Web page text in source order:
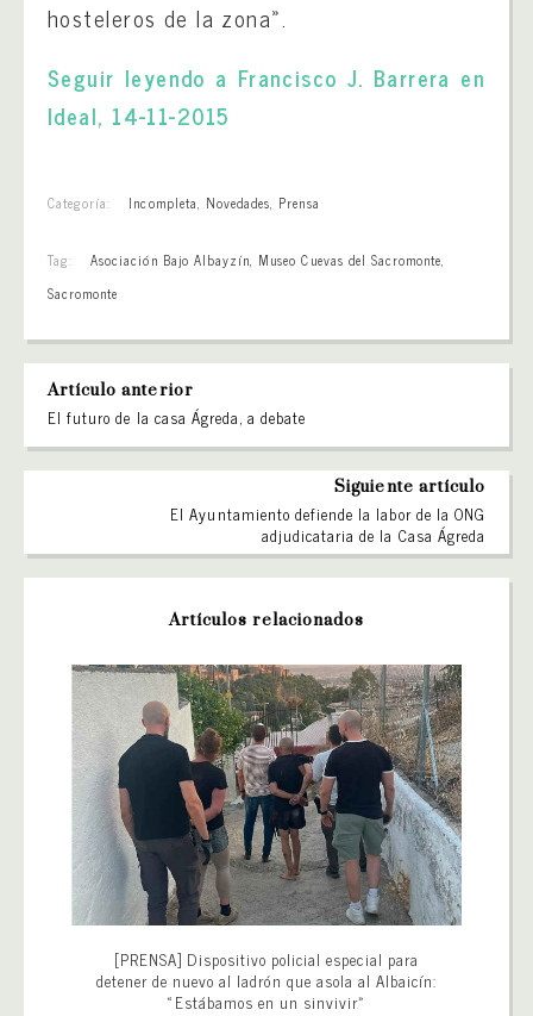
hosteleros de la zona».
Seguir leyendo a Francisco J. Barrera en
Ideal, 14-11-2015
Categoría: Incompleta, Novedades, Prensa
Tag: Asociación Bajo Albayzín, Museo Cuevas del Sacromonte,
Sacromonte
Artículo anterior
El futuro de la casa Ágreda, a debate
Siguiente artículo
El Ayuntamiento defiende la labor de la ONG
adjudicataria de la Casa Ágreda
Artículos relacionados
[PRENSA] Dispositivo policial especial para
detener de nuevo al ladrón que asola al Albaicín:
«Estábamos en un sinvivir»